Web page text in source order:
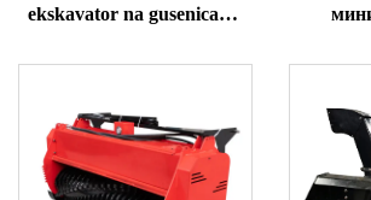
ekskavator na gusenicama
prodaju